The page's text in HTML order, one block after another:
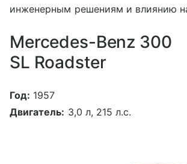
инженерным решениям и влиянию
Mercedes-Benz 300
SL Roadster
Год: 1957
Двигатель: 3,0 л, 215 л.с.